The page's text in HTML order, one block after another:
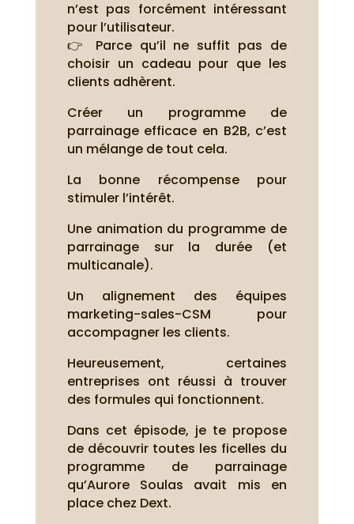
n’est pas forcément intéressant
pour l’utilisateur.
👉 Parce qu’il ne suffit pas de
choisir un cadeau pour que les
clients adhèrent.
Créer un programme de
parrainage efficace en B2B, c’est
un mélange de tout cela.
La bonne récompense pour
stimuler l’intérêt.
Une animation du programme de
parrainage sur la durée (et
multicanale).
Un alignement des équipes
marketing-sales-CSM pour
accompagner les clients.
Heureusement, certaines
entreprises ont réussi à trouver
des formules qui fonctionnent.
Dans cet épisode, je te propose
de découvrir toutes les ficelles du
programme de parrainage
qu’Aurore Soulas avait mis en
place chez Dext.